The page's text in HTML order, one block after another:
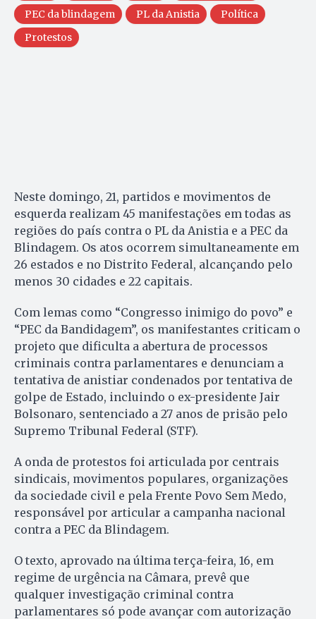
PEC da blindagem
PL da Anistia
Política
Protestos
Neste domingo, 21, partidos e movimentos de
esquerda realizam 45 manifestações em todas as
regiões do país contra o PL da Anistia e a PEC da
Blindagem. Os atos ocorrem simultaneamente em
26 estados e no Distrito Federal, alcançando pelo
menos 30 cidades e 22 capitais.
Com lemas como “Congresso inimigo do povo” e
“PEC da Bandidagem”, os manifestantes criticam o
projeto que dificulta a abertura de processos
criminais contra parlamentares e denunciam a
tentativa de anistiar condenados por tentativa de
golpe de Estado, incluindo o ex-presidente Jair
Bolsonaro, sentenciado a 27 anos de prisão pelo
Supremo Tribunal Federal (STF).
A onda de protestos foi articulada por centrais
sindicais, movimentos populares, organizações
da sociedade civil e pela Frente Povo Sem Medo,
responsável por articular a campanha nacional
contra a PEC da Blindagem.
O texto, aprovado na última terça-feira, 16, em
regime de urgência na Câmara, prevê que
qualquer investigação criminal contra
parlamentares só pode avançar com autorização